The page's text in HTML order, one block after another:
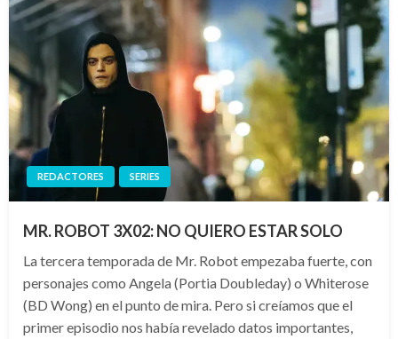
REDACTORES SERIES
MR. ROBOT 3X02: NO QUIERO ESTAR SOLO
La tercera temporada de Mr. Robot empezaba fuerte, con
personajes como Angela (Portia Doubleday) o Whiterose
(BD Wong) en el punto de mira. Pero si creíamos que el
primer episodio nos había revelado datos importantes,